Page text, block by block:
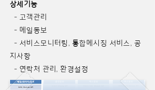
상세기능
- 고객관리
- 메일동보
- 서비스모니터링, 통합메시징 서비스, 공
지사항
- 연락처 관리, 환경설정